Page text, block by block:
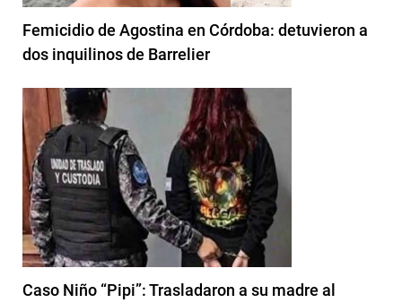
Femicidio de Agostina en Córdoba: detuvieron a
dos inquilinos de Barrelier
Caso Niño “Pipi”: Trasladaron a su madre al